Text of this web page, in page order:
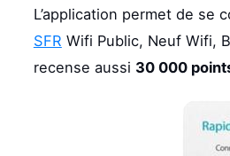
L’application permet de se
SFR Wifi Public, Neuf Wifi,
recense aussi 30 000